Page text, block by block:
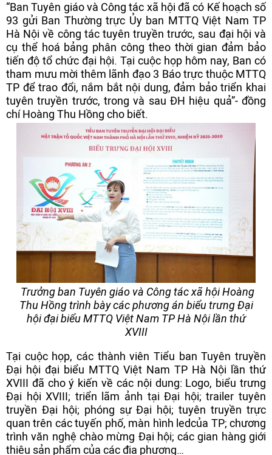
“Ban Tuyên giáo và Công tác xã hội đã có Kế hoạch số
93 gửi Ban Thường trực Ủy ban MTTQ Việt Nam TP
Hà Nội về công tác tuyên truyền trước, sau đại hội và
cụ thể hoá bảng phân công theo thời gian đảm bảo
tiến độ tổ chức đại hội. Tại cuộc họp hôm nay, Ban có
tham mưu mời thêm lãnh đạo 3 Báo trực thuộc MTTQ
TP để trao đổi, nắm bắt nội dung, đảm bảo triển khai
tuyên truyền trước, trong và sau ĐH hiệu quả”- đồng
chí Hoàng Thu Hồng cho biết.
Trưởng ban Tuyên giáo và Công tác xã hội Hoàng
Thu Hồng trình bày các phương án biểu trưng Đại
hội đại biểu MTTQ Việt Nam TP Hà Nội lần thứ
XVIII
Tại cuộc họp, các thành viên Tiểu ban Tuyên truyền
Đại hội đại biểu MTTQ Việt Nam TP Hà Nội lần thứ
XVIII đã cho ý kiến về các nội dung: Logo, biểu trưng
Đại hội XVIII; triển lãm ảnh tại Đại hội; trailer tuyên
truyền Đại hội; phóng sự Đại hội; tuyên truyền trực
quan trên các tuyến phố, màn hình ledcủa TP; chương
trình văn nghệ chào mừng Đại hội; các gian hàng giới
thiệu sản phẩm của các địa phương…